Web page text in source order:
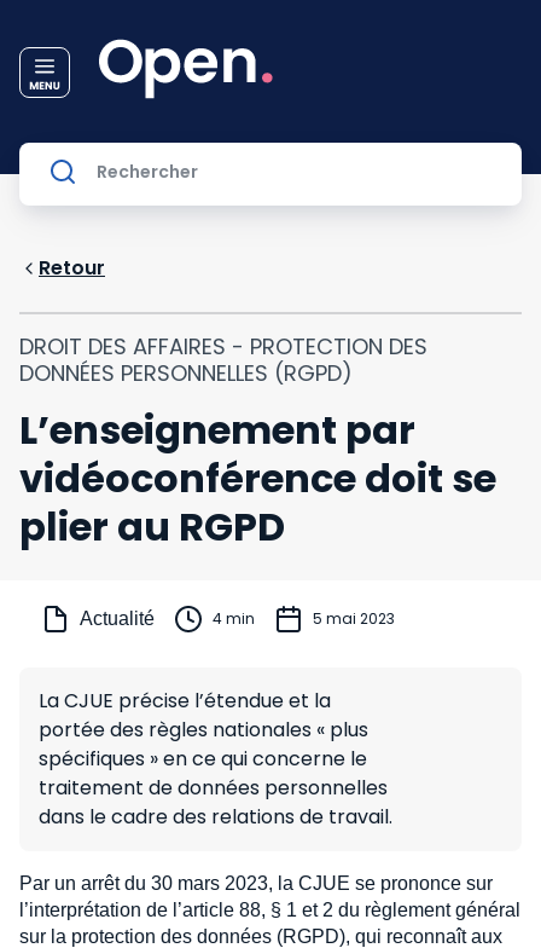
Retour
DROIT DES AFFAIRES - PROTECTION DES
DONNÉES PERSONNELLES (RGPD)
L’enseignement par
vidéoconférence doit se
plier au RGPD
Actualité 4 min 5 mai 2023
La CJUE précise l’étendue et la
portée des règles nationales « plus
spécifiques » en ce qui concerne le
traitement de données personnelles
dans le cadre des relations de travail.
Par un arrêt du 30 mars 2023, la CJUE se prononce sur
l’interprétation de l’article 88, § 1 et 2 du règlement général
sur la protection des données (RGPD), qui reconnaît aux